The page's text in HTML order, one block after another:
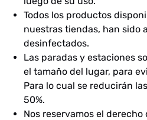
Todos los productos
nuestras tiendas, han sido
desinfectados.
Las paradas y estaciones
el tamaño del lugar, para
Para lo cual se reducirán
50%.
Nos reservamos el